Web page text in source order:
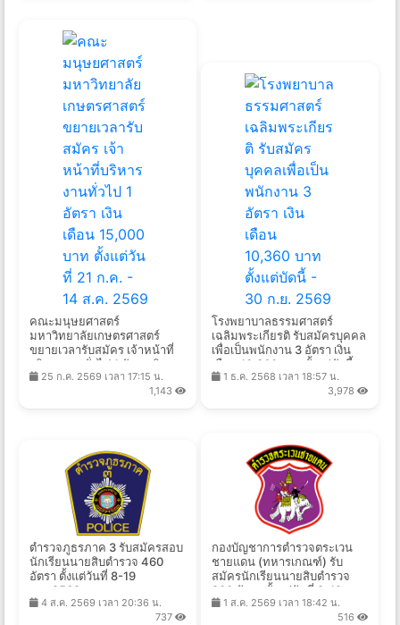
คณะมนุษยศาสตร์
มหาวิทยาลัยเกษตรศาสตร์
ขยายเวลารับสมัคร เจ้าหน้าที่
บริหารงานทั่วไป 1 อัตรา เงิน
เดือน 15,000 บาท ตั้งแต่วันที่
25 ก.ค. 2569 เวลา 17:15 น.
1,143
โรงพยาบาลธรรมศาสตร์
เฉลิมพระเกียรติ รับสมัครบุคคล
เพื่อเป็นพนักงาน 3 อัตรา เงิน
เดือน 10,360 บาท ตั้งแต่บัดนี้ -
30 ก.ย. 2569
1 ธ.ค. 2568 เวลา 18:57 น.
3,978
ตำรวจภูธรภาค 3 รับสมัครสอบ
นักเรียนนายสิบตำรวจ 460
อัตรา ตั้งแต่วันที่ 8-19
ส.ค.2569
4 ส.ค. 2569 เวลา 20:36 น.
737
กองบัญชาการตำรวจตระเวน
ชายแดน (ทหารเกณฑ์) รับ
สมัครนักเรียนนายสิบตำรวจ
200 อัตรา ตั้งแต่วันที่ 8-19 ส.ค.
2569
1 ส.ค. 2569 เวลา 18:42 น.
516